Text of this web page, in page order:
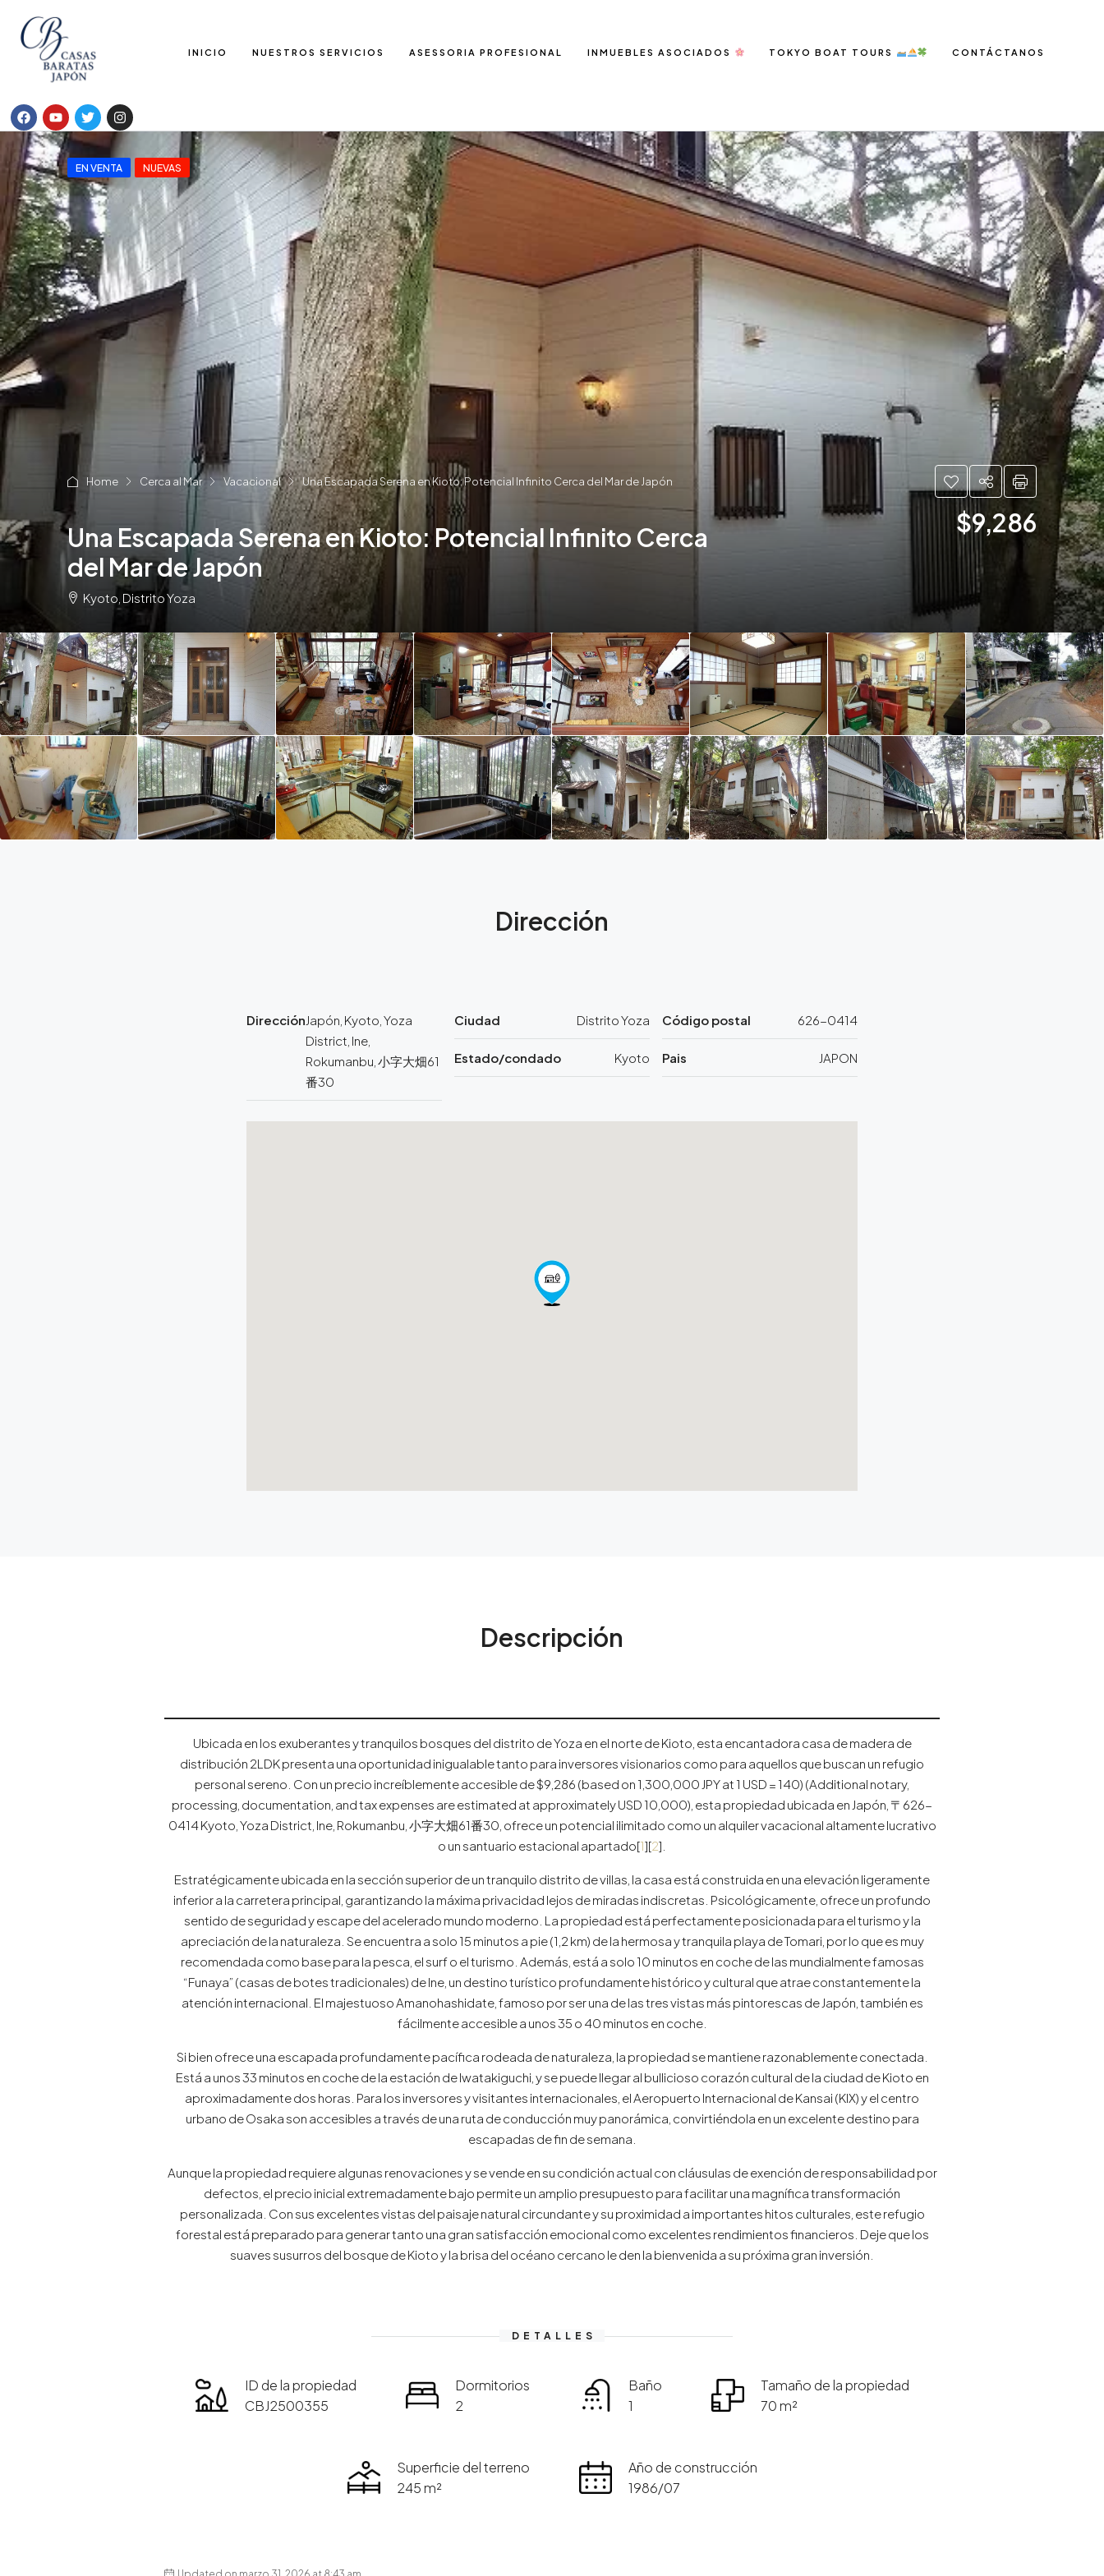
INICIO NUESTROS SERVICIOS ASESSORIA PROFESIONAL INMUEBLES ASOCIADOS TOKYO BOAT TOURS CONTÁCTANOS
EN VENTA NUEVAS
Home Cerca al Mar Vacacional Una Escapada Serena en Kioto: Potencial Infinito Cerca del Mar de Japón
Una Escapada Serena en Kioto: Potencial Infinito Cerca
del Mar de Japón
$9,286
Kyoto, Distrito Yoza
Dirección
Dirección Japón, Kyoto, Yoza
District, Ine,
Rokumanbu, 小字大畑61
番30
Ciudad Distrito Yoza
Estado/condado Kyoto
Código postal 626-0414
Pais JAPON
Descripción
Ubicada en los exuberantes y tranquilos bosques del distrito de Yoza en el norte de Kioto, esta encantadora casa de madera de
distribución 2LDK presenta una oportunidad inigualable tanto para inversores visionarios como para aquellos que buscan un refugio
personal sereno. Con un precio increíblemente accesible de $9,286 (based on 1,300,000 JPY at 1 USD = 140) (Additional notary,
processing, documentation, and tax expenses are estimated at approximately USD 10,000), esta propiedad ubicada en Japón, 〒626-
0414 Kyoto, Yoza District, Ine, Rokumanbu, 小字大畑61番30, ofrece un potencial ilimitado como un alquiler vacacional altamente lucrativo
o un santuario estacional apartado[1][2].
Estratégicamente ubicada en la sección superior de un tranquilo distrito de villas, la casa está construida en una elevación ligeramente
inferior a la carretera principal, garantizando la máxima privacidad lejos de miradas indiscretas. Psicológicamente, ofrece un profundo
sentido de seguridad y escape del acelerado mundo moderno. La propiedad está perfectamente posicionada para el turismo y la
apreciación de la naturaleza. Se encuentra a solo 15 minutos a pie (1,2 km) de la hermosa y tranquila playa de Tomari, por lo que es muy
recomendada como base para la pesca, el surf o el turismo. Además, está a solo 10 minutos en coche de las mundialmente famosas
“Funaya” (casas de botes tradicionales) de Ine, un destino turístico profundamente histórico y cultural que atrae constantemente la
atención internacional. El majestuoso Amanohashidate, famoso por ser una de las tres vistas más pintorescas de Japón, también es
fácilmente accesible a unos 35 o 40 minutos en coche.
Si bien ofrece una escapada profundamente pacífica rodeada de naturaleza, la propiedad se mantiene razonablemente conectada.
Está a unos 33 minutos en coche de la estación de Iwatakiguchi, y se puede llegar al bullicioso corazón cultural de la ciudad de Kioto en
aproximadamente dos horas. Para los inversores y visitantes internacionales, el Aeropuerto Internacional de Kansai (KIX) y el centro
urbano de Osaka son accesibles a través de una ruta de conducción muy panorámica, convirtiéndola en un excelente destino para
escapadas de fin de semana.
Aunque la propiedad requiere algunas renovaciones y se vende en su condición actual con cláusulas de exención de responsabilidad por
defectos, el precio inicial extremadamente bajo permite un amplio presupuesto para facilitar una magnífica transformación
personalizada. Con sus excelentes vistas del paisaje natural circundante y su proximidad a importantes hitos culturales, este refugio
forestal está preparado para generar tanto una gran satisfacción emocional como excelentes rendimientos financieros. Deje que los
suaves susurros del bosque de Kioto y la brisa del océano cercano le den la bienvenida a su próxima gran inversión.
DETALLES
ID de la propiedad
CBJ2500355
Dormitorios
2
Baño
1
Tamaño de la propiedad
70 m²
Superficie del terreno
245 m²
Año de construcción
1986/07